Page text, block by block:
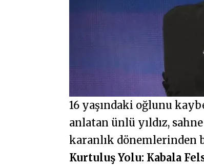
16 yaşındaki oğlunu
anlatan ünlü yıldız,
karanlık dönemlerinden
Kurtuluş Yolu: Kabala